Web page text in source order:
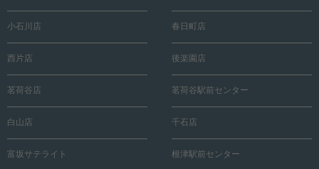
小石川店 春日町店
西片店 後楽園店
茗荷谷店 茗荷谷駅前センター
白山店 千石店
富坂サテライト 根津駅前センター